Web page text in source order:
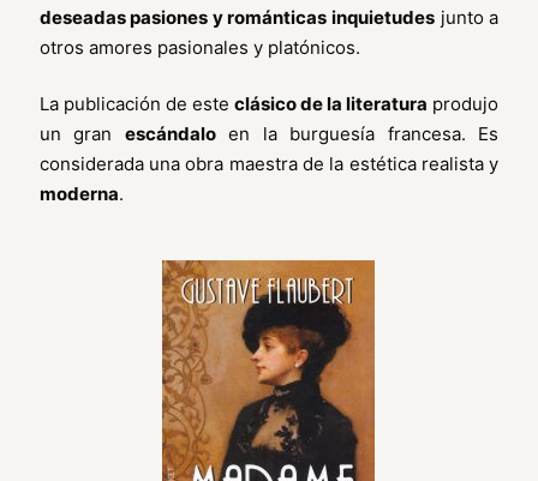
deseadas pasiones y románticas inquietudes junto a
otros amores pasionales y platónicos.
La publicación de este clásico de la literatura produjo
un gran escándaloen la burguesía francesa. Es
considerada una obra maestra de la estética realista y
moderna.